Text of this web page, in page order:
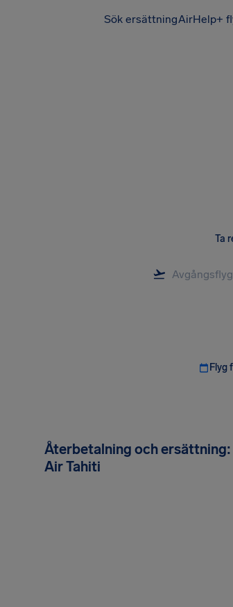
Sök ersättningAirHelp+
Ta
Flyg
Återbetalning och ersättning:
Air Tahiti